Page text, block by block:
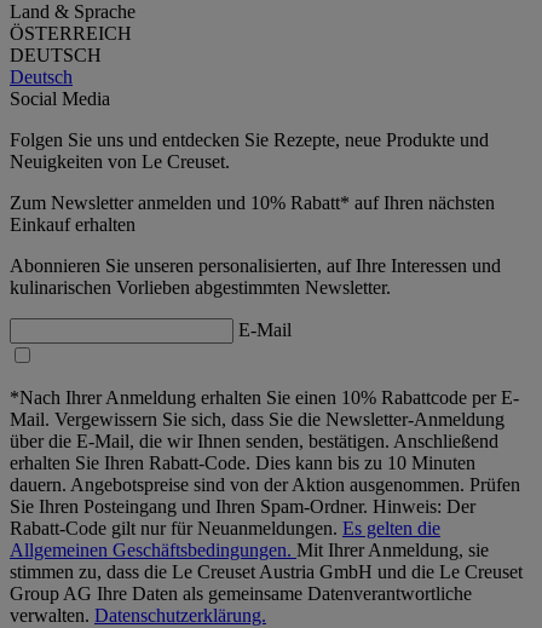
Land & Sprache
ÖSTERREICH
DEUTSCH
Deutsch
Social Media
Folgen Sie uns und entdecken Sie Rezepte, neue Produkte und
Neuigkeiten von Le Creuset.
Zum Newsletter anmelden und 10% Rabatt* auf Ihren nächsten
Einkauf erhalten
Abonnieren Sie unseren personalisierten, auf Ihre Interessen und
kulinarischen Vorlieben abgestimmten Newsletter.
E-Mail
*Nach Ihrer Anmeldung erhalten Sie einen 10% Rabattcode per E-
Mail. Vergewissern Sie sich, dass Sie die Newsletter-Anmeldung
über die E-Mail, die wir Ihnen senden, bestätigen. Anschließend
erhalten Sie Ihren Rabatt-Code. Dies kann bis zu 10 Minuten
dauern. Angebotspreise sind von der Aktion ausgenommen. Prüfen
Sie Ihren Posteingang und Ihren Spam-Ordner. Hinweis: Der
Rabatt-Code gilt nur für Neuanmeldungen. Es gelten die
Allgemeinen Geschäftsbedingungen. Mit Ihrer Anmeldung, sie
stimmen zu, dass die Le Creuset Austria GmbH und die Le Creuset
Group AG Ihre Daten als gemeinsame Datenverantwortliche
verwalten. Datenschutzerklärung.